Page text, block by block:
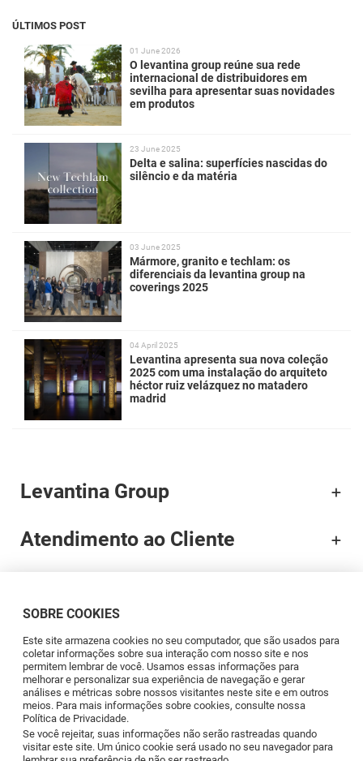
ÚLTIMOS POST
01 June 2026
O levantina group reúne sua rede
internacional de distribuidores em
sevilha para apresentar suas novidades
em produtos
23 June 2025
Delta e salina: superfícies nascidas do
silêncio e da matéria
03 June 2025
Mármore, granito e techlam: os
diferenciais da levantina group na
coverings 2025
04 April 2025
Levantina apresenta sua nova coleção
2025 com uma instalação do arquiteto
héctor ruiz velázquez no matadero
madrid
SOBRE COOKIES
Este site armazena cookies no seu computador, que são usados para
coletar informações sobre sua interação com nosso site e nos
permitem lembrar de você. Usamos essas informações para
melhorar e personalizar sua experiência de navegação e gerar
análises e métricas sobre nossos visitantes neste site e em outros
meios. Para mais informações sobre cookies, consulte nossa
Política de Privacidade.
Se você rejeitar, suas informações não serão rastreadas quando
visitar este site. Um único cookie será usado no seu navegador para
Levantina Group
Atendimento ao Cliente
Brands
Profissionais
Blog